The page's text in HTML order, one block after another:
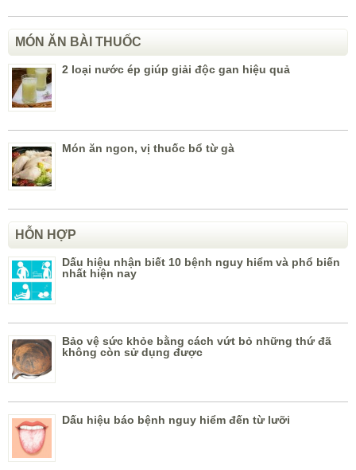
MÓN ĂN BÀI THUỐC
2 loại nước ép giúp giải độc gan hiệu quả
Món ăn ngon, vị thuốc bổ từ gà
HỖN HỢP
Dấu hiệu nhận biết 10 bệnh nguy hiểm và phổ biến
nhất hiện nay
Bảo vệ sức khỏe bằng cách vứt bỏ những thứ đã
không còn sử dụng được
Dấu hiệu báo bệnh nguy hiểm đến từ lưỡi